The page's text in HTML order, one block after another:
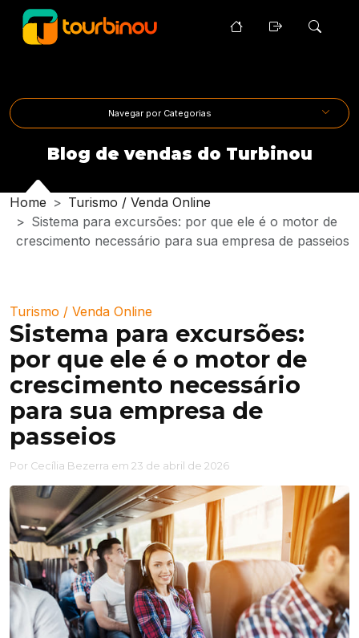
Navegar por Categorias
Blog de vendas do Turbinou
Home Turismo / Venda Online
Sistema para excursões: por que ele é o motor de
crescimento necessário para sua empresa de passeios
Turismo / Venda Online
Sistema para excursões:
por que ele é o motor de
crescimento necessário
para sua empresa de
passeios
Por Cecília Bezerra em 23 de abril de 2026